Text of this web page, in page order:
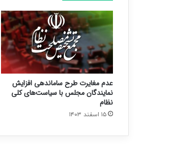
عدم مغایرت طرح ساماندهی افزایش
نمایندگان مجلس با سیاست‌های کلی
نظام
۱۵ اسفند ۱۴۰۳